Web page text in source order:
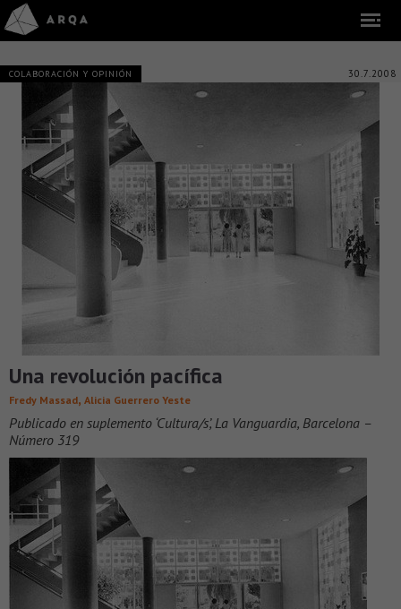
COLABORACIÓN Y OPINIÓN 30.7.2008
Una revolución pacífica
Fredy Massad, Alicia Guerrero Yeste
Publicado en suplemento ‘Cultura/s’, La Vanguardia, Barcelona –
Número 319